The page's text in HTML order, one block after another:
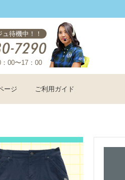
待機中！！
00〜17：00
ージ ご利用ガイド